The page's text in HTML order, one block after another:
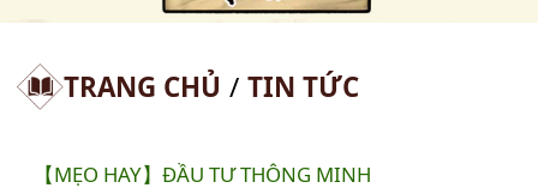
TRANG CHỦ / TIN TỨC
【MẸO HAY】ĐẦU TƯ THÔNG MINH